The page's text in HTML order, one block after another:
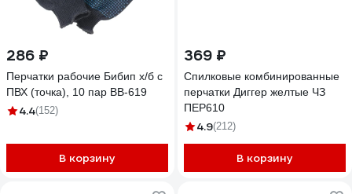
286 ₽
Перчатки рабочие Бибип х/б с
ПВХ (точка), 10 пар BB-619
4.4(152)
В корзину
369 ₽
Спилковые комбинированные
перчатки Диггер желтые ЧЗ
ПЕР610
4.9(212)
В корзину